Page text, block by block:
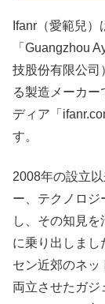
Ifanr（愛範兒）
「Guangzhou
技股份有限公司
る製造メーカー
ディア「
す。
2008年の設立
ー、テクノロジ
し、その知見
に乗り出しまし
セン近郊のネッ
両立させたガジ